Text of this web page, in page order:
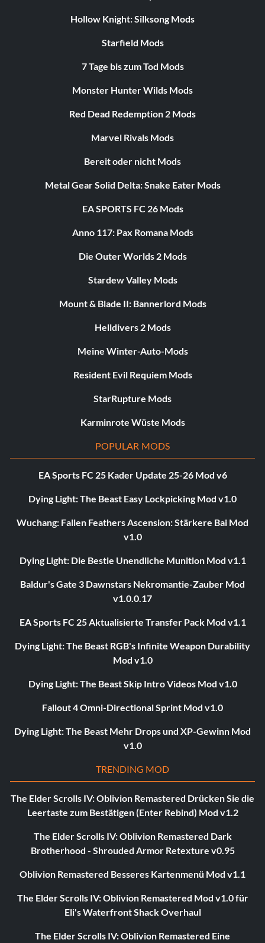
Hollow Knight: Silksong Mods
Starfield Mods
7 Tage bis zum Tod Mods
Monster Hunter Wilds Mods
Red Dead Redemption 2 Mods
Marvel Rivals Mods
Bereit oder nicht Mods
Metal Gear Solid Delta: Snake Eater Mods
EA SPORTS FC 26 Mods
Anno 117: Pax Romana Mods
Die Outer Worlds 2 Mods
Stardew Valley Mods
Mount & Blade II: Bannerlord Mods
Helldivers 2 Mods
Meine Winter-Auto-Mods
Resident Evil Requiem Mods
StarRupture Mods
Karminrote Wüste Mods
POPULAR MODS
EA Sports FC 25 Kader Update 25-26 Mod v6
Dying Light: The Beast Easy Lockpicking Mod v1.0
Wuchang: Fallen Feathers Ascension: Stärkere Bai Mod
v1.0
Dying Light: Die Bestie Unendliche Munition Mod v1.1
Baldur's Gate 3 Dawnstars Nekromantie-Zauber Mod
v1.0.0.17
EA Sports FC 25 Aktualisierte Transfer Pack Mod v1.1
Dying Light: The Beast RGB's Infinite Weapon Durability
Mod v1.0
Dying Light: The Beast Skip Intro Videos Mod v1.0
Fallout 4 Omni-Directional Sprint Mod v1.0
Dying Light: The Beast Mehr Drops und XP-Gewinn Mod
v1.0
TRENDING MOD
The Elder Scrolls IV: Oblivion Remastered Drücken Sie die
Leertaste zum Bestätigen (Enter Rebind) Mod v1.2
The Elder Scrolls IV: Oblivion Remastered Dark
Brotherhood - Shrouded Armor Retexture v0.95
Oblivion Remastered Besseres Kartenmenü Mod v1.1
The Elder Scrolls IV: Oblivion Remastered Mod v1.0 für
Eli's Waterfront Shack Overhaul
The Elder Scrolls IV: Oblivion Remastered Eine